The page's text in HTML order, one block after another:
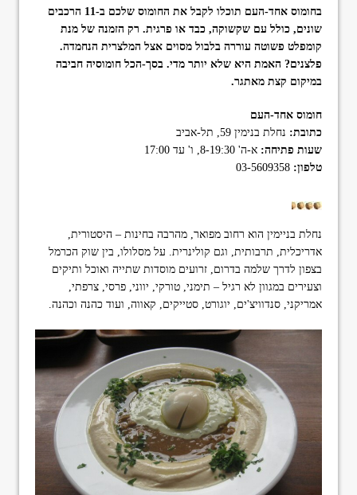
brightness_high ניגודיות בהירה
ניגודיות כהה
format_underlined הוסף קו תחתון לקישורים
ל
פ
ל
ה
א
פ
ש
ר
י
cached
חומוס פלורנטין
בחומוס אחד-העם תוכלו לקבל את החומוס שלכם ב-11 הרכבים
שונים, כולל עם שקשוקה, כבד או פרגית. רק הזמנה של מנת
קומפלט פשוטה עוררה בלבול מסוים אצל המלצרית הנחמדה.
פלצנים? האמת היא שלא יותר מדי. בסך-הכל חומוסיה חביבה
במיקום קצת מאתגר.
חומוס אחד-העם
כתובת: נחלת בנימין 59, תל-אביב
שעות פתיחה: א-ה' 8-19:30, ו' עד 17:00
טלפון:
נחלת בניימין הוא רחוב מפואר, מהרבה בחינות – היסטורית,
אדריכלית, תרבותית, וגם קולינרית. על מסלולו, בין שוק הכרמל
בצפון לדרך שלמה בדרום, זרועים מוסדות שתייה ואוכל ותיקים
וצעירים במגוון לא רגיל – תימני, טורקי, יווני, פרסי, צרפתי,
אמריקני, סנדוויצ'ים, יוגורט, סטייקים, קאווה, ועוד כהנה וכהנה.